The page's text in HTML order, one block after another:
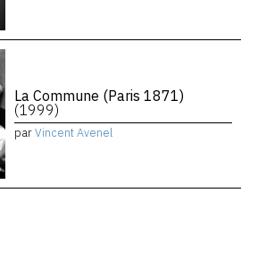
La Commune (Paris 1871)
(1999)
parVincent Avenel